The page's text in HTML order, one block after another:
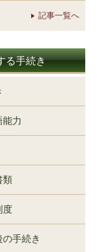
記事一覧へ
る手続き
能力
類
度
手続き